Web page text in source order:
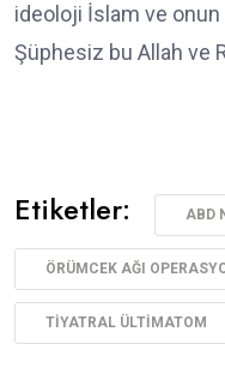
ideoloji İslam ve
Şüphesiz bu Allah ve
Etiketler: ABD
ÖRÜMCEK AĞI
TIYATRAL ÜLTIMATOM